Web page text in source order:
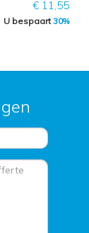
€ 11,55
U bespaart30%